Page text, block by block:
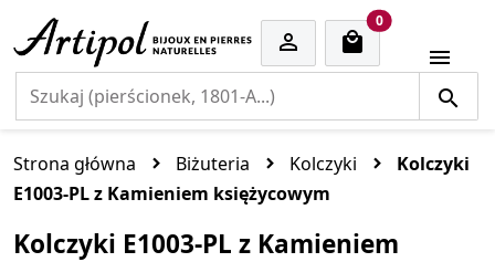

0cart items

Strona główna Biżuteria Kolczyki
Kolczyki
E1003-PL z Kamieniem księżycowym
Kolczyki E1003-PL z Kamieniem